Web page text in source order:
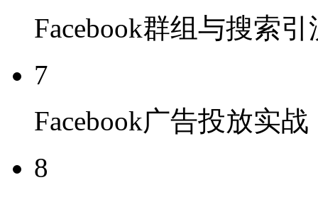
Facebook群组与搜索引
7
Facebook广告投放实战
8